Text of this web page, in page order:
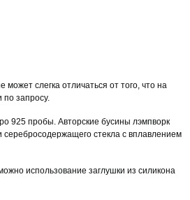
слегка отличаться от того, что на
запросу.
925 пробы. Авторские бусины лэмпворк
серебросодержащего стекла с вплавлением
использование заглушки из силикона